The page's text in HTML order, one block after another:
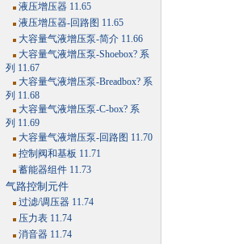
液压增压器 11.65
液压增压器-回路图 11.65
大容量气液增压泵-简介 11.66
大容量气液增压泵-Shoebox? 系
列 11.67
大容量气液增压泵-Breadbox? 系
列 11.68
大容量气液增压泵-C-box? 系
列 11.69
大容量气液增压泵-回路图 11.70
控制阀和基板 11.71
蓄能器组件 11.73
气路控制元件
过滤/调压器 11.74
压力表 11.74
消音器 11.74